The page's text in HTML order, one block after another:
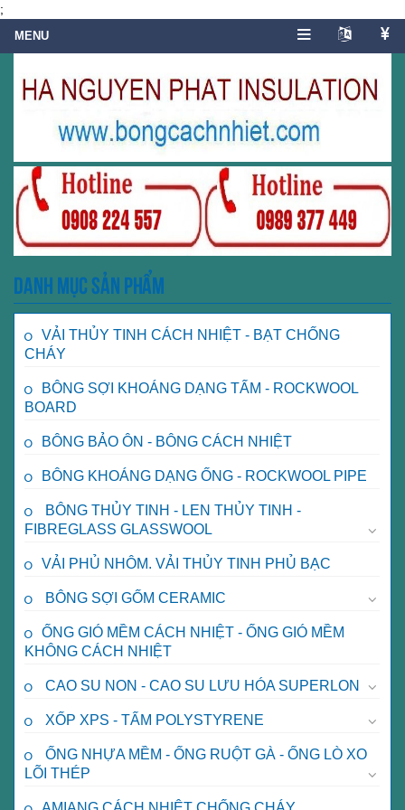
;
Danh mục sản phẩm
VẢI THỦY TINH CÁCH NHIỆT - BẠT CHỐNG
CHÁY
BÔNG SỢI KHOÁNG DẠNG TẤM - ROCKWOOL
BOARD
BÔNG BẢO ÔN - BÔNG CÁCH NHIỆT
BÔNG KHOÁNG DẠNG ỐNG - ROCKWOOL PIPE
BÔNG THỦY TINH - LEN THỦY TINH -
FIBREGLASS GLASSWOOL
VẢI PHỦ NHÔM. VẢI THỦY TINH PHỦ BẠC
BÔNG SỢI GỐM CERAMIC
ỐNG GIÓ MỀM CÁCH NHIỆT - ỐNG GIÓ MỀM
KHÔNG CÁCH NHIỆT
CAO SU NON - CAO SU LƯU HÓA SUPERLON
XỐP XPS - TẤM POLYSTYRENE
ỐNG NHỰA MỀM - ỐNG RUỘT GÀ - ỐNG LÒ XO
LÕI THÉP